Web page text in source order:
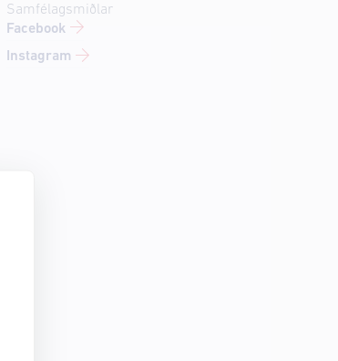
Samfélagsmiðlar
Facebook
Instagram